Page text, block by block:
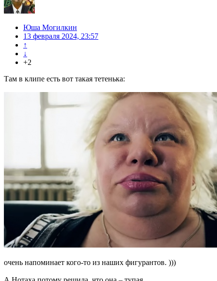
Юша Могилкин
13 февраля 2024, 23:57
↑
↓
+2
Там в клипе есть вот такая тетенька:
очень напоминает кого-то из наших фигурантов. )))